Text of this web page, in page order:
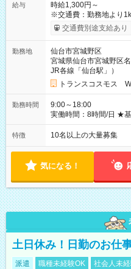
給与
時給1,300円～
※交通費：勤務地より
2,500円/日） ※残業代
給与変動なし ＜ 収入例 ＞ ■週5日勤務の場合… 月収22万8,800
4日勤務の場合… 月収
交通費別途支給あり
勤務地
仙台市宮城野区
宮城県仙台市宮城野区
JR各線「仙台駅」）
トランスコスモス
勤務時間
9:00～18:00
実働時間：8時間/日 ★
業代は1分単位で支給い
特徴 10名以上の大量募集
気になる！
土日休み！日勤のお仕
派遣 職種未経験OK 社会人未